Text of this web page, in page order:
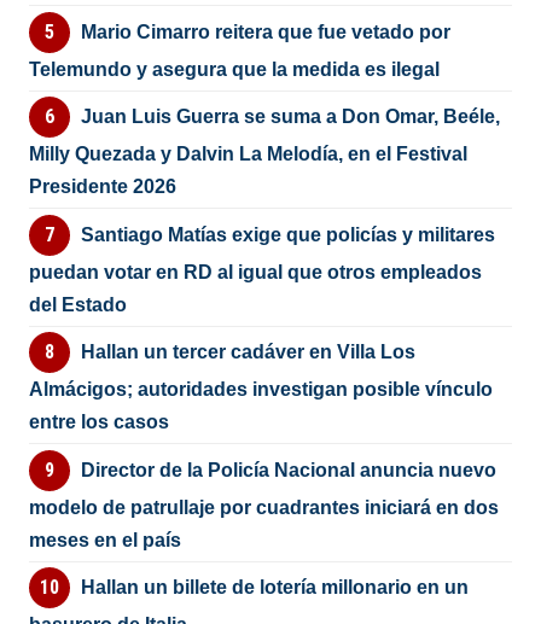
Mario Cimarro reitera que fue vetado por
Telemundo y asegura que la medida es ilegal
Juan Luis Guerra se suma a Don Omar, Beéle,
Milly Quezada y Dalvin La Melodía, en el Festival
Presidente 2026
Santiago Matías exige que policías y militares
puedan votar en RD al igual que otros empleados
del Estado
Hallan un tercer cadáver en Villa Los
Almácigos; autoridades investigan posible vínculo
entre los casos
Director de la Policía Nacional anuncia nuevo
modelo de patrullaje por cuadrantes iniciará en dos
meses en el país
Hallan un billete de lotería millonario en un